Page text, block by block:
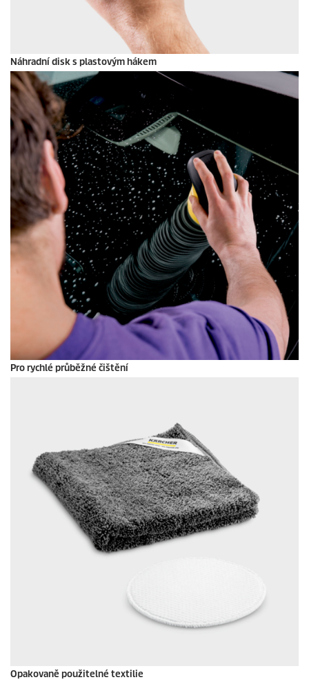
Náhradní disk s plastovým hákem
Pro rychlé průběžné čištění
Opakovaně použitelné textilie